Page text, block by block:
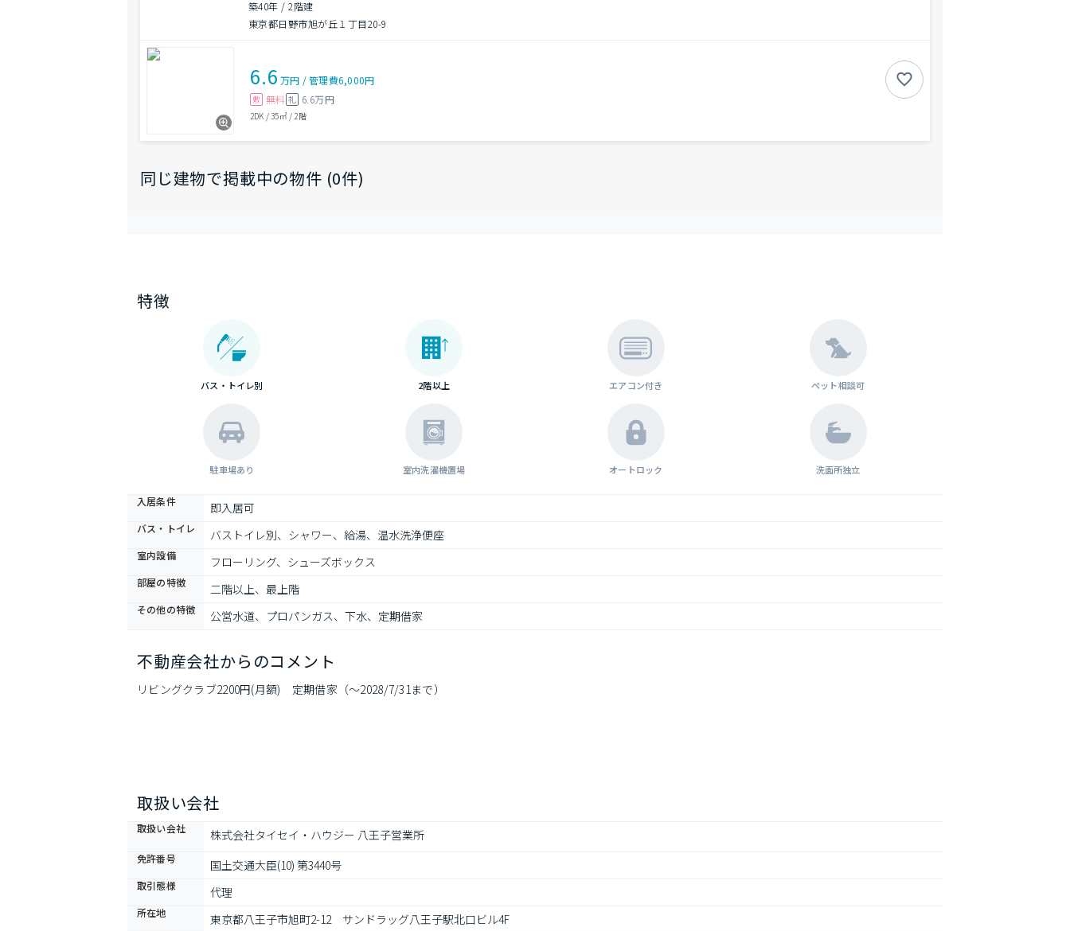
築40年 /2階建
東京都日野市旭が丘１丁目20-9
6.6 万円 /管理費6,000円
敷 無料 礼 6.6万円
2DK /35㎡/ 2階
同じ建物で掲載中の物件 (0件)
特徴
バス・トイレ別 2階以上 エアコン付き ペット相談可
駐車場あり 室内洗濯機置場 オートロック 洗面所独立
入居条件 即入居可
バス・トイレ バストイレ別、シャワー、給湯、温水洗浄便座
室内設備 フローリング、シューズボックス
部屋の特徴 二階以上、最上階
その他の特徴 公営水道、プロパンガス、下水、定期借家
不動産会社からのコメント
リビングクラブ2200円(月額)　定期借家（～2028/7/31まで）
取扱い会社
取扱い会社 株式会社タイセイ・ハウジー 八王子営業所
免許番号 国土交通大臣(10) 第3440号
取引態様 代理
所在地 東京都八王子市旭町2-12　サンドラッグ八王子駅北口ビル4F